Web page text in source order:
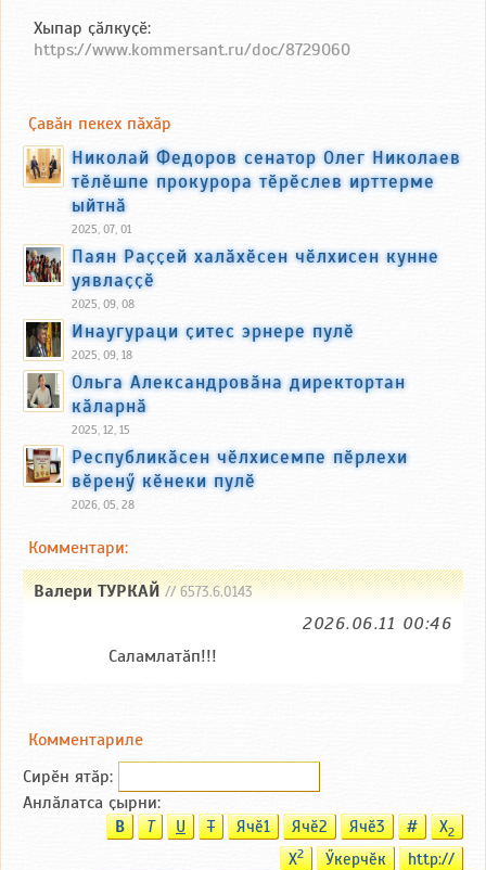
Хыпар ҫӑлкуҫӗ:
https://www.kommersant.ru/doc/8729060
Ҫавӑн пекех пӑхӑр
Николай Федоров сенатор Олег Николаев
тӗлӗшпе прокурора тӗрӗслев ирттерме
ыйтнӑ
2025, 07, 01
Паян Раҫҫей халӑхӗсен чӗлхисен кунне
уявлаҫҫӗ
2025, 09, 08
Инаугураци ҫитес эрнере пулӗ
2025, 09, 18
Ольга Александровӑна директортан
кӑларнӑ
2025, 12, 15
Республикӑсен чӗлхисемпе пӗрлехи
вӗренӳ кӗнеки пулӗ
2026, 05, 28
Комментари:
Валери ТУРКАЙ// 6573.6.0143
2026.06.11 00:46
Саламлатӑп!!!
Комментариле
Сирӗн ятӑp:
Анлӑлатса ҫырни:
B T U T Ячӗ1 Ячӗ2 Ячӗ3 # X2
X2 Ӳкерчӗк http://